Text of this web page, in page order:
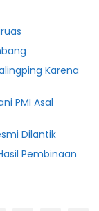
Karena
PMI Asal
Dilantik
Pembinaan